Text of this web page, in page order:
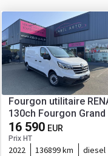
Fourgon utilitaire
130ch Fourgon
16 590 EUR
Prix HT
2022 136899 km diesel